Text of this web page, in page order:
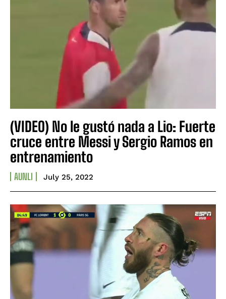
(VIDEO) No le gustó nada a Lio: Fuerte
cruce entre Messi y Sergio Ramos en
entrenamiento
AUNLI July 25, 2022